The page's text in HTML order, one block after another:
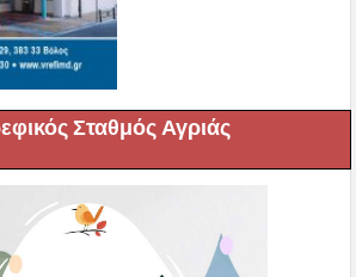
Σταθμός Αγριάς